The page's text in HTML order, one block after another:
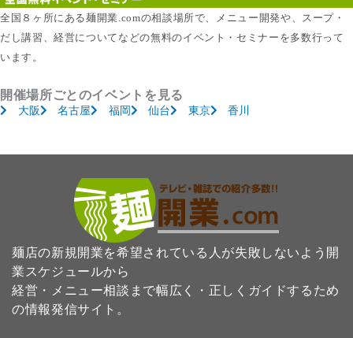
全国８ヶ所にある麺開業.comの相談場所で、メニュー開発や、スープ・
だし講習、経営についてなどの無料のイベント・セミナーを多数行って
います。
開催場所ごとのイベントを見る
大阪 名古屋 福岡 仙台 東京 香川
麺店の新規開業を希望されている人が失敗しないよう開
業スケジュールから
経営・メニュー相談まで幅広く・正しくガイドするため
の情報発信サイト。